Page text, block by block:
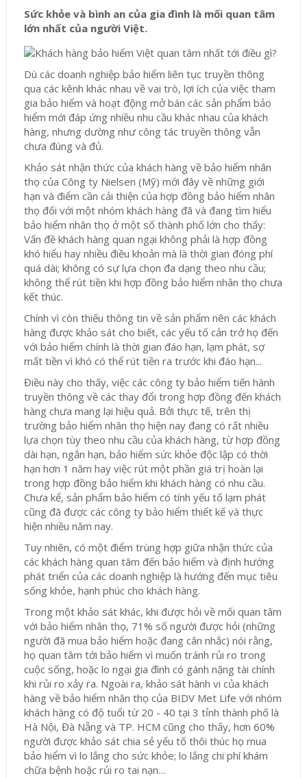
Sức khỏe và bình an của gia đình là mối quan tâm
lớn nhất của người Việt.
Dù các doanh nghiệp bảo hiểm liên tục truyền thông
qua các kênh khác nhau về vai trò, lợi ích của việc tham
gia bảo hiểm và hoạt động mở bán các sản phẩm bảo
hiểm mới đáp ứng nhiều nhu cầu khác nhau của khách
hàng, nhưng dường như công tác truyền thông vẫn
chưa đúng và đủ.
Khảo sát nhận thức của khách hàng về bảo hiểm nhân
thọ của Công ty Nielsen (Mỹ) mới đây về những giới
hạn và điểm cần cải thiện của hợp đồng bảo hiểm nhân
thọ đối với một nhóm khách hàng đã và đang tìm hiểu
bảo hiểm nhân thọ ở một số thành phố lớn cho thấy:
Vấn đề khách hàng quan ngại không phải là hợp đồng
khó hiểu hay nhiều điều khoản mà là thời gian đóng phí
quá dài; không có sự lựa chọn đa dạng theo nhu cầu;
không thể rút tiền khi hợp đồng bảo hiểm nhân thọ chưa
kết thúc.
Chính vì còn thiếu thông tin về sản phẩm nên các khách
hàng được khảo sát cho biết, các yếu tố cản trở họ đến
với bảo hiểm chính là thời gian đáo hạn, lạm phát, sợ
mất tiền vì khó có thể rút tiền ra trước khi đáo hạn...
Điều này cho thấy, việc các công ty bảo hiểm tiến hành
truyền thông về các thay đổi trong hợp đồng đến khách
hàng chưa mang lại hiệu quả. Bởi thực tế, trên thị
trường bảo hiểm nhân thọ hiện nay đang có rất nhiều
lựa chọn tùy theo nhu cầu của khách hàng, từ hợp đồng
dài hạn, ngắn hạn, bảo hiểm sức khỏe độc lập có thời
hạn hơn 1 năm hay việc rút một phần giá trị hoàn lại
trong hợp đồng bảo hiểm khi khách hàng có nhu cầu.
Chưa kể, sản phẩm bảo hiểm có tính yếu tố lạm phát
cũng đã được các công ty bảo hiểm thiết kế và thực
hiện nhiều năm nay.
Tuy nhiên, có một điểm trùng hợp giữa nhận thức của
các khách hàng quan tâm đến bảo hiểm và định hướng
phát triển của các doanh nghiệp là hướng đến mục tiêu
sống khỏe, hạnh phúc cho khách hàng.
Trong một khảo sát khác, khi được hỏi về mối quan tâm
với bảo hiểm nhân thọ, 71% số người được hỏi (những
người đã mua bảo hiểm hoặc đang cân nhắc) nói rằng,
họ quan tâm tới bảo hiểm vì muốn tránh rủi ro trong
cuộc sống, hoặc lo ngại gia đình có gánh nặng tài chính
khi rủi ro xảy ra. Ngoài ra, khảo sát hành vi của khách
hàng về bảo hiểm nhân thọ của BIDV Met Life với nhóm
khách hàng có độ tuổi từ 20 - 40 tại 3 tỉnh thành phố là
Hà Nội, Đà Nẵng và TP. HCM cũng cho thấy, hơn 60%
người được khảo sát chia sẻ yếu tố thôi thúc họ mua
bảo hiểm vì lo lắng cho sức khỏe; lo lắng chi phí khám
chữa bệnh hoặc rủi ro tai nạn…